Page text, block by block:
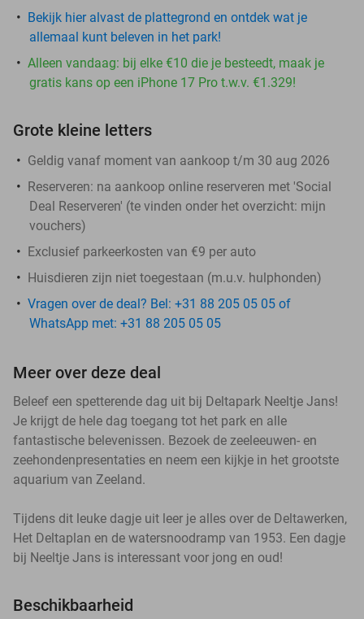
Bekijk hier alvast de plattegrond en ontdek wat je
allemaal kunt beleven in het park!
Alleen vandaag: bij elke €10 die je besteedt, maak je
gratis kans op een iPhone 17 Pro t.w.v. €1.329!
Grote kleine letters
Geldig vanaf moment van aankoop t/m 30 aug 2026
Reserveren: na aankoop online reserveren met 'Social
Deal Reserveren' (te vinden onder het overzicht: mijn
vouchers)
Exclusief parkeerkosten van €9 per auto
Huisdieren zijn niet toegestaan (m.u.v. hulphonden)
Vragen over de deal? Bel: +31 88 205 05 05 of
WhatsApp met: +31 88 205 05 05
Meer over deze deal
Beleef een spetterende dag uit bij Deltapark Neeltje Jans!
Je krijgt de hele dag toegang tot het park en alle
fantastische belevenissen. Bezoek de zeeleeuwen- en
zeehondenpresentaties en neem een kijkje in het grootste
aquarium van Zeeland.
Tijdens dit leuke dagje uit leer je alles over de Deltawerken,
Het Deltaplan en de watersnoodramp van 1953. Een dagje
bij Neeltje Jans is interessant voor jong en oud!
Beschikbaarheid